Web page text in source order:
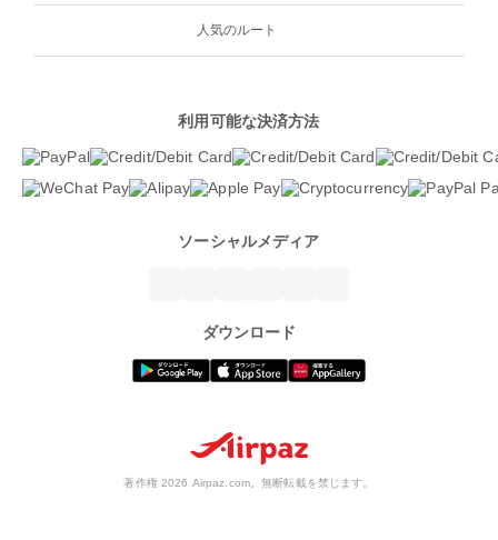
人気のルート
利用可能な決済方法
ソーシャルメディア
ダウンロード
著作権 2026 Airpaz.com。無断転載を禁じます。